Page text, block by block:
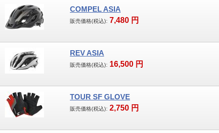
COMPEL ASIA
販売価格(税込): 7,480 円
REV ASIA
販売価格(税込): 16,500 円
TOUR SF GLOVE
販売価格(税込): 2,750 円